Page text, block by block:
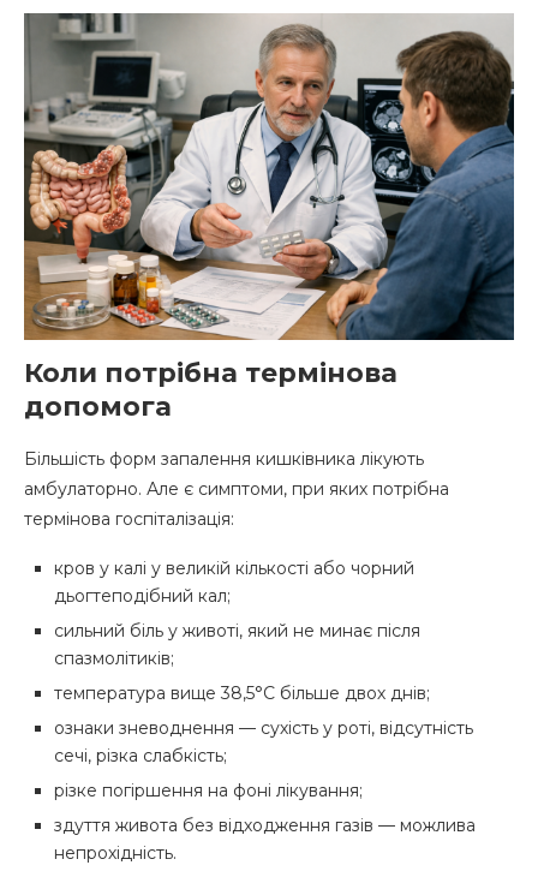
Коли потрібна термінова
допомога
Більшість форм запалення кишківника лікують
амбулаторно. Але є симптоми, при яких потрібна
термінова госпіталізація:
кров у калі у великій кількості або чорний
дьогтеподібний кал;
сильний біль у животі, який не минає після
спазмолітиків;
температура вище 38,5°С більше двох днів;
ознаки зневоднення — сухість у роті, відсутність
сечі, різка слабкість;
різке погіршення на фоні лікування;
здуття живота без відходження газів — можлива
непрохідність.